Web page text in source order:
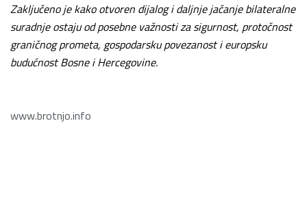
Zaključeno je kako otvoren dijalog i daljnje jačanje bilateralne
suradnje ostaju od posebne važnosti za sigurnost, protočnost
graničnog prometa, gospodarsku povezanost i europsku
budućnost Bosne i Hercegovine.
www.brotnjo.info